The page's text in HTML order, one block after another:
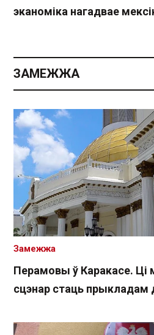
эканоміка нагадвае
ЗАМЕЖЖА
Перамовы ў Каракасе. Ці
сцэнар стаць прыкладам
Замежжа